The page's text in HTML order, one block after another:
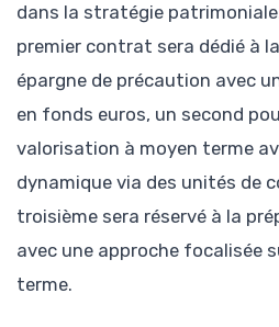
dans la stratégie
premier contrat sera dédié à
épargne de précaution avec
en fonds euros, un second
valorisation à moyen terme
dynamique via des unités de
troisième sera réservé à la
avec une approche focalisée
terme.